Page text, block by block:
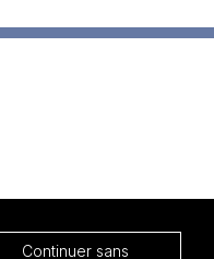
Continuer sans